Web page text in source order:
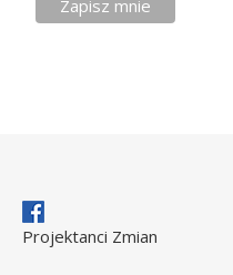
Projektanci Zmian